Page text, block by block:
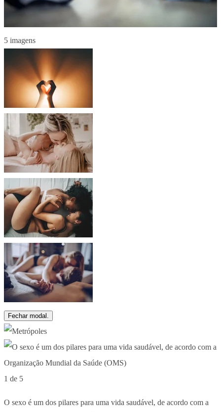
5 imagens
Fechar modal.
1 de 5
O sexo é um dos pilares para uma vida saudável, de acordo com a